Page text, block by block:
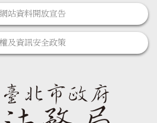
站資料開放宣告
及資訊安全政策